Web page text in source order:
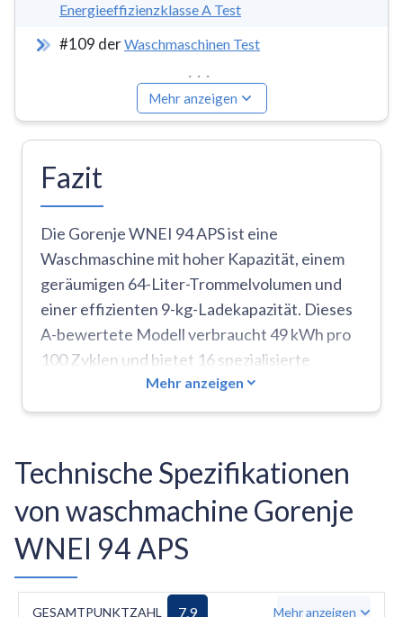
Energieeffizienzklasse A Test
#109 derWaschmaschinen Test
...
Mehr anzeigen
Fazit
Die Gorenje WNEI 94 APS ist eine
Waschmaschine mit hoher Kapazität, einem
geräumigen 64-Liter-Trommelvolumen und
einer effizienten 9-kg-Ladekapazität. Dieses
A-bewertete Modell verbraucht 49 kWh pro
100 Zyklen und bietet 16 spezialisierte
Programme, darunter Zyklen für
Babywäsche, Hemden und die Entfernung
verkürzt die Waschzeiten in allen
Programmen, während die Water+-Funktion
die Reinigung durch erhöhte Wasserstände
und ein zusätzliches Spülen verbessert. Die
Maschine ist mit fortschrittlicher Technik wie
von Vibrationen und einem UKS-Balance-
Mehr anzeigen
Technische Spezifikationen
von waschmachine Gorenje
WNEI 94 APS
GESAMTPUNKTZAHL 7.9 Mehr anzeigen